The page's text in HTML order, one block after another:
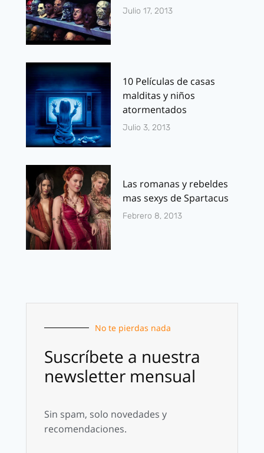
Julio 17, 2013
10 Películas de casas
malditas y niños
atormentados
Julio 3, 2013
Las romanas y rebeldes
mas sexys de Spartacus
Febrero 8, 2013
No te pierdas nada
Suscríbete a nuestra
newsletter mensual
Sin spam, solo novedades y
recomendaciones.